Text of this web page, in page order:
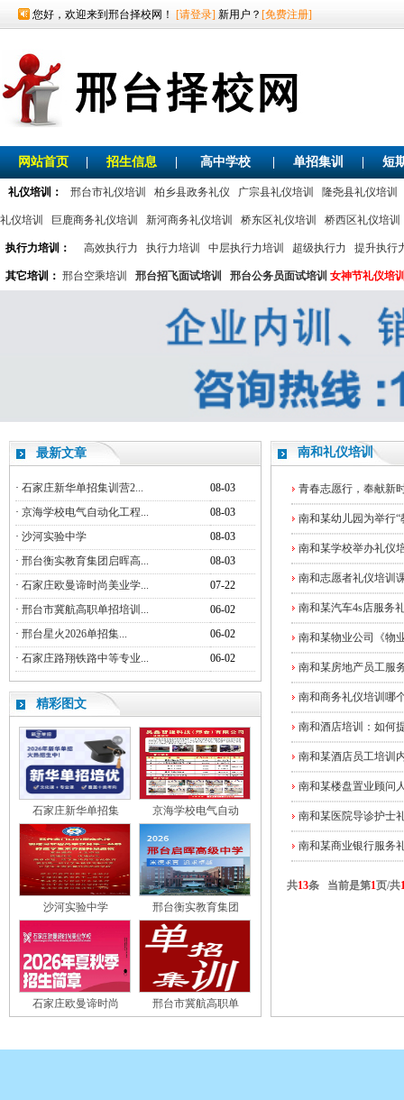
您好，欢迎来到邢台择校网！ [请登录] 新用户？ [免费注册]
网站首页 招生信息 高中学校 单招集训 短
礼仪培训： 邢台市礼仪培训 柏乡县政务礼仪 广宗县礼仪培训 隆尧县礼仪培训
礼仪培训 巨鹿商务礼仪培训 新河商务礼仪培训 桥东区礼仪培训 桥西区礼仪培训
执行力培训： 高效执行力 执行力培训 中层执行力培训 超级执行力 提升执行
其它培训： 邢台空乘培训 邢台招飞面试培训 邢台公务员面试培训 女神节礼仪培
最新文章
· 石家庄新华单招集训营2...
08-03
· 京海学校电气自动化工程...
08-03
· 沙河实验中学
08-03
· 邢台衡实教育集团启晖高...
08-03
· 石家庄欧曼谛时尚美业学...
07-22
· 邢台市冀航高职单招培训...
06-02
· 邢台星火2026单招集...
06-02
· 石家庄路翔铁路中等专业... 06-02
精彩图文
石家庄新华单招集 京海学校电气自动
沙河实验中学 邢台衡实教育集团
石家庄欧曼谛时尚 邢台市冀航高职单
南和礼仪培训
青春志愿行，奉献新
南和某幼儿园为举行“
南和某学校举办礼仪
南和志愿者礼仪培训
南和某汽车4s店服务
南和某物业公司《物
南和某房地产员工服
南和商务礼仪培训哪
南和酒店培训：如何
南和某酒店员工培训
南和某楼盘置业顾问
南和某医院导诊护士
南和某商业银行服务
共13条 当前是第1页/共